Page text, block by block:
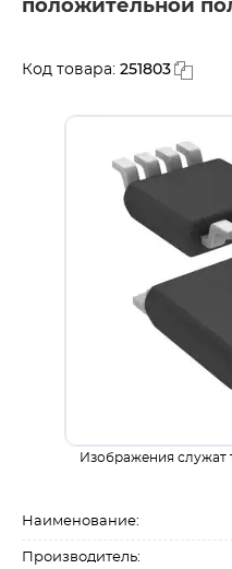
положительной
Код товара: 251803
Изображения служат
Наименование:
Производитель: